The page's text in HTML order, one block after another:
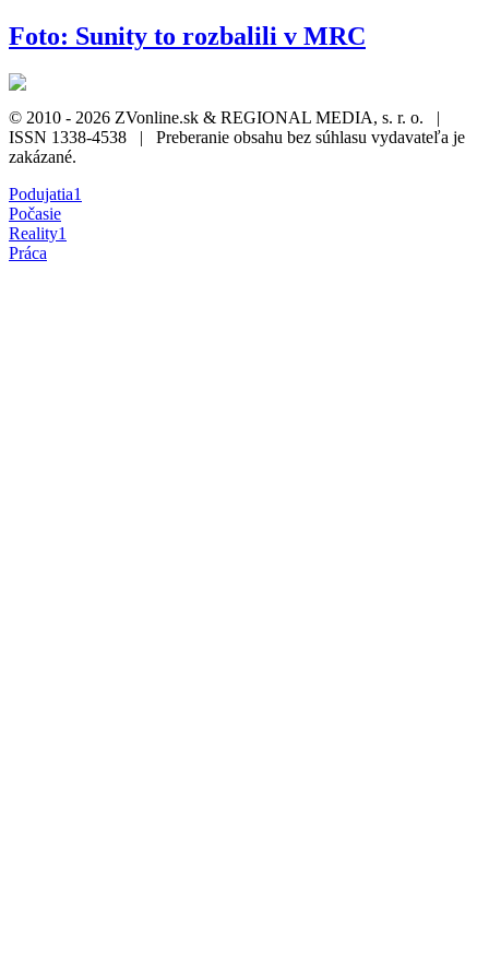
Foto: Sunity to rozbalili v MRC
© 2010 - 2026 ZVonline.sk & REGIONAL MEDIA, s. r. o. |
ISSN 1338-4538 | Preberanie obsahu bez súhlasu vydavateľa je
zakázané.
Podujatia1
Počasie
Reality1
Práca